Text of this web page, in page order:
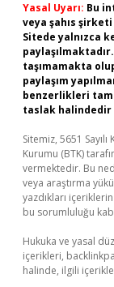
Yasal Uyarı: Bu
veya şahıs
Sitede yalnızca
taşımamakta
paylaşım
benzerlikleri
taslak halindedir
Sitemiz, 5651
Kurumu (BTK)
vermektedir. Bu
veya araştırma
yazdıkları
bu sorumluluğu
Hukuka ve yasal
içerikleri,
halinde, ilgili